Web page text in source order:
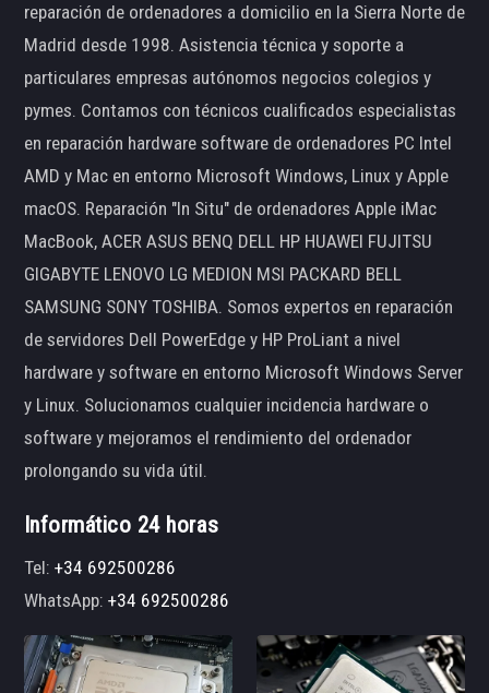
reparación de ordenadores a domicilio en la Sierra Norte de
Madrid desde 1998. Asistencia técnica y soporte a
particulares empresas autónomos negocios colegios y
pymes. Contamos con técnicos cualificados especialistas
en reparación hardware software de ordenadores PC Intel
AMD y Mac en entorno Microsoft Windows, Linux y Apple
macOS. Reparación "In Situ" de ordenadores Apple iMac
MacBook, ACER ASUS BENQ DELL HP HUAWEI FUJITSU
GIGABYTE LENOVO LG MEDION MSI PACKARD BELL
SAMSUNG SONY TOSHIBA. Somos expertos en reparación
de servidores Dell PowerEdge y HP ProLiant a nivel
hardware y software en entorno Microsoft Windows Server
y Linux. Solucionamos cualquier incidencia hardware o
software y mejoramos el rendimiento del ordenador
prolongando su vida útil.
Informático 24 horas
Tel:+34 692500286
WhatsApp:+34 692500286